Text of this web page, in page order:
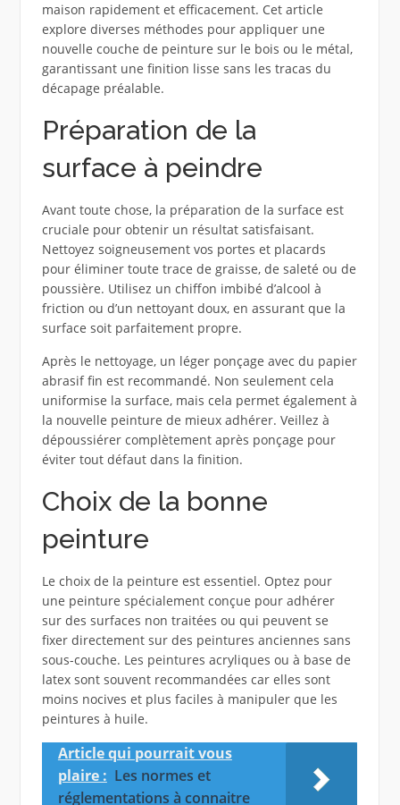
maison rapidement et efficacement. Cet article
explore diverses méthodes pour appliquer une
nouvelle couche de peinture sur le bois ou le métal,
garantissant une finition lisse sans les tracas du
décapage préalable.
Préparation de la
surface à peindre
Avant toute chose, la préparation de la surface est
cruciale pour obtenir un résultat satisfaisant.
Nettoyez soigneusement vos portes et placards
pour éliminer toute trace de graisse, de saleté ou de
poussière. Utilisez un chiffon imbibé d’alcool à
friction ou d’un nettoyant doux, en assurant que la
surface soit parfaitement propre.
Après le nettoyage, un léger ponçage avec du papier
abrasif fin est recommandé. Non seulement cela
uniformise la surface, mais cela permet également à
la nouvelle peinture de mieux adhérer. Veillez à
dépoussiérer complètement après ponçage pour
éviter tout défaut dans la finition.
Choix de la bonne
peinture
Le choix de la peinture est essentiel. Optez pour
une peinture spécialement conçue pour adhérer
sur des surfaces non traitées ou qui peuvent se
fixer directement sur des peintures anciennes sans
sous-couche. Les peintures acryliques ou à base de
latex sont souvent recommandées car elles sont
moins nocives et plus faciles à manipuler que les
peintures à huile.
Article qui pourrait vous
plaire : Les normes et
réglementations à connaitre